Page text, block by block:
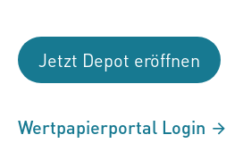
Jetzt Depot eröffnen
Wertpapierportal Login